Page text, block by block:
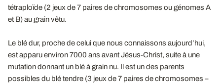
tétraploïde (2 jeux de 7 paires de chromosomes ou génomes A
et B) au grain vêtu.
Le blé dur, proche de celui que nous connaissons aujourd’hui,
est apparu environ 7000 ans avant Jésus-Christ, suite à une
mutation donnant un blé à grain nu. Il est un des parents
possibles du blé tendre (3 jeux de 7 paires de chromosomes –